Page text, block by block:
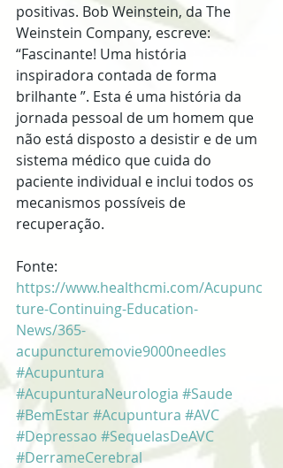
positivas. Bob Weinstein, da The
Weinstein Company, escreve:
“Fascinante! Uma história
inspiradora contada de forma
brilhante ”. Esta é uma história da
jornada pessoal de um homem que
não está disposto a desistir e de um
sistema médico que cuida do
paciente individual e inclui todos os
mecanismos possíveis de
recuperação.
Fonte:
https://www.healthcmi.com/Acupunc
ture-Continuing-Education-
News/365-
acupuncturemovie9000needles
#Acupuntura
#AcupunturaNeurologia #Saude
#BemEstar#Acupuntura #AVC
#Depressao #SequelasDeAVC
#DerrameCerebral